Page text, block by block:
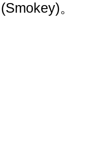
(Smokey)。